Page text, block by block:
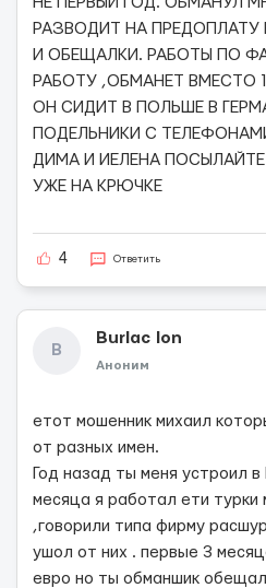
РАЗВОДИТ НА ПРЕДОПЛАТУ
И ОБЕЩАЛКИ. РАБОТЫ ПО
РАБОТУ ,ОБМАНЕТ ВМЕСТО
ОН СИДИТ В ПОЛЬШЕ В
ПОДЕЛЬНИКИ С
ДИМА И ИЕЛЕНА
УЖЕ НА КРЮЧКЕ
4 Ответить
B
Burlac Ion
Аноним
етот мошенник михаил
от разных имен.
Год назад ты меня устроил
месяца я работал ети турки
,говорили типа фирму
ушол от них . первые 3
евро но ты обманшик